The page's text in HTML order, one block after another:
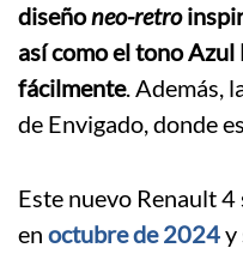
diseñoneo-retro
así como el tono
fácilmente. Además,
de Envigado, donde
Este nuevo Renault
en octubre de 2024y